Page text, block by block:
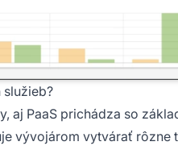
služieb?
aj PaaS prichádza so
vývojárom vytvárať